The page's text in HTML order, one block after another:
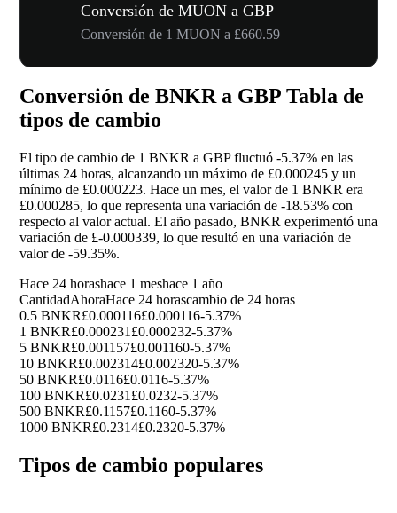
Conversión de MUON a GBP
Conversión de 1 MUON a £660.59
Conversión de BNKR a GBP Tabla de
tipos de cambio
El tipo de cambio de 1 BNKR a GBP fluctuó -5.37% en las
últimas 24 horas, alcanzando un máximo de £0.000245 y un
mínimo de £0.000223. Hace un mes, el valor de 1 BNKR era
£0.000285, lo que representa una variación de -18.53% con
respecto al valor actual. El año pasado, BNKR experimentó una
variación de £-0.000339, lo que resultó en una variación de
valor de -59.35%.
Hace 24 horashace 1 meshace 1 año
CantidadAhoraHace 24 horascambio de 24 horas
0.5 BNKR£0.000116£0.000116-5.37%
1 BNKR£0.000231 £0.000232-5.37%
5 BNKR£0.001157£0.001160-5.37%
10 BNKR£0.002314£0.002320-5.37%
50 BNKR£0.0116£0.0116-5.37%
100 BNKR£0.0231 £0.0232-5.37%
500 BNKR£0.1157£0.1160-5.37%
1000 BNKR£0.2314£0.2320-5.37%
Tipos de cambio populares